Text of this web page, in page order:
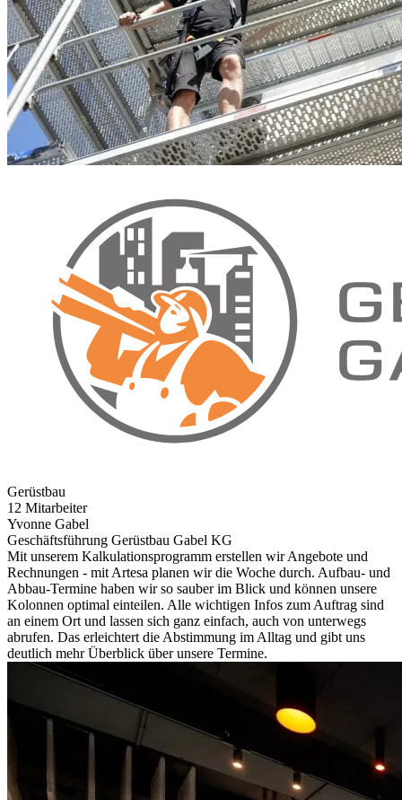
Gerüstbau
12 Mitarbeiter
Yvonne Gabel
Geschäftsführung Gerüstbau Gabel KG
Mit unserem Kalkulationsprogramm erstellen wir Angebote und
Rechnungen - mit Artesa planen wir die Woche durch. Aufbau- und
Abbau-Termine haben wir so sauber im Blick und können unsere
Kolonnen optimal einteilen. Alle wichtigen Infos zum Auftrag sind
an einem Ort und lassen sich ganz einfach, auch von unterwegs
abrufen. Das erleichtert die Abstimmung im Alltag und gibt uns
deutlich mehr Überblick über unsere Termine.